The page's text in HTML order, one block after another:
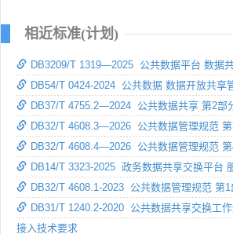
相近标准(计划)
DB3209/T 1319—2025 公共数据平台 数据
DB54/T 0424-2024 公共数据 数据开放共享
DB37/T 4755.2—2024 公共数据共享 第2部
DB32/T 4608.3—2026 公共数据管理规范
DB32/T 4608.4—2026 公共数据管理规范
DB14/T 3323-2025 政务数据共享交换平台
DB32/T 4608.1-2023 公共数据管理规范 第
DB31/T 1240.2-2020 公共数据共享交换工
接入技术要求